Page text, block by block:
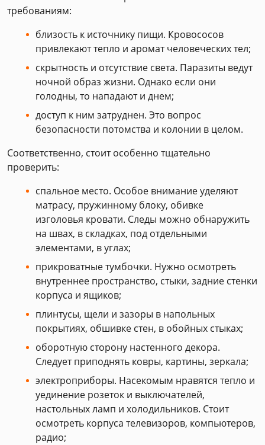
требованиям:
близость к источнику пищи. Кровососов
привлекают тепло и аромат человеческих тел;
скрытность и отсутствие света. Паразиты ведут
ночной образ жизни. Однако если они
голодны, то нападают и днем;
доступ к ним затруднен. Это вопрос
безопасности потомства и колонии в целом.
Соответственно, стоит особенно тщательно
проверить:
спальное место. Особое внимание уделяют
матрасу, пружинному блоку, обивке
изголовья кровати. Следы можно обнаружить
на швах, в складках, под отдельными
элементами, в углах;
прикроватные тумбочки. Нужно осмотреть
внутреннее пространство, стыки, задние стенки
корпуса и ящиков;
плинтусы, щели и зазоры в напольных
покрытиях, обшивке стен, в обойных стыках;
оборотную сторону настенного декора.
Следует приподнять ковры, картины, зеркала;
электроприборы. Насекомым нравятся тепло и
уединение розеток и выключателей,
настольных ламп и холодильников. Стоит
осмотреть корпуса телевизоров, компьютеров,
радио;